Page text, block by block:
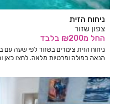
ניחוח הזית
צפון שזור
החל מ₪200 בלבד
ניחוח הזית צימרים בשזור לפי שעה עם
הנאה כפולה ופרטיות מלאה. לחצו כאן